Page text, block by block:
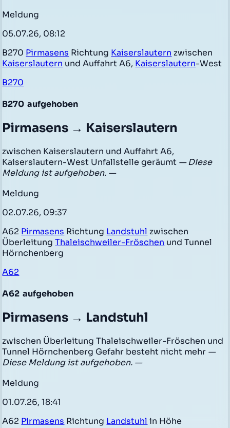
Meldung
05.07.26, 08:12
B270 Pirmasens Richtung Kaiserslautern zwischen
Kaiserslautern und Auffahrt A6, Kaiserslautern-West
B270
B270 aufgehoben
Pirmasens → Kaiserslautern
zwischen Kaiserslautern und Auffahrt A6,
Kaiserslautern-West Unfallstelle geräumt — Diese
Meldung ist aufgehoben. —
Meldung
02.07.26, 09:37
A62 Pirmasens Richtung Landstuhl zwischen
ÜberleitungThaleischweiler-Fröschen und Tunnel
Hörnchenberg
A62
A62 aufgehoben
Pirmasens → Landstuhl
zwischen Überleitung Thaleischweiler-Fröschen und
Tunnel Hörnchenberg Gefahr besteht nicht mehr —
Diese Meldung ist aufgehoben. —
Meldung
01.07.26, 18:41
A62 Pirmasens Richtung Landstuhl in Höhe